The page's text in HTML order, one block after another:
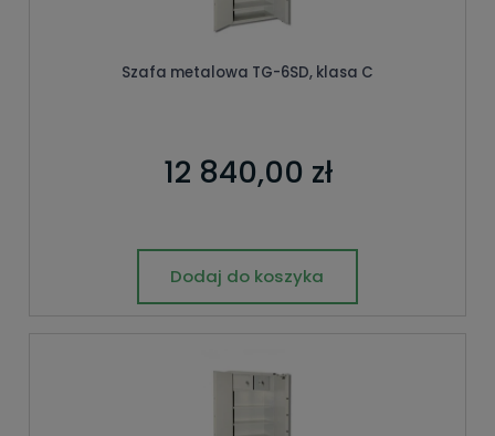
Szafa metalowa TG-6SD, klasa C
12 840,00 zł
Dodaj do koszyka